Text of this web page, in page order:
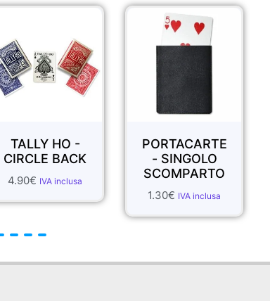
TALLY HO -
CIRCLE BACK
4.90€ IVA inclusa
PORTACARTE
- SINGOLO
SCOMPARTO
1.30€ IVA inclusa